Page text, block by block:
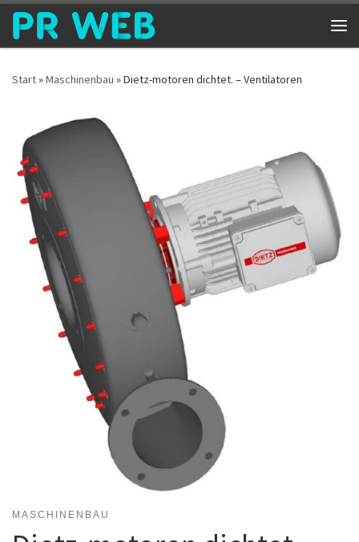
Zum Inhalt springen
Start»Maschinenbau »Dietz-motoren dichtet. – Ventilatoren
MASCHINENBAU